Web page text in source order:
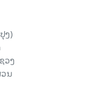
ງ)
ວງ
ນ